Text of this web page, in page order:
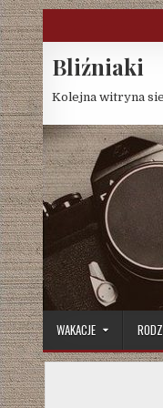
Skip
to
content
Bliźniaki
Kolejna witryna
WAKACJE